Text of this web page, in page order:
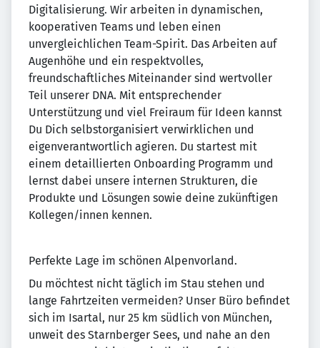
Digitalisierung. Wir arbeiten in dynamischen,
kooperativen Teams und leben einen
unvergleichlichen Team-Spirit. Das Arbeiten auf
Augenhöhe und ein respektvolles,
freundschaftliches Miteinander sind wertvoller
Teil unserer DNA. Mit entsprechender
Unterstützung und viel Freiraum für Ideen kannst
Du Dich selbstorganisiert verwirklichen und
eigenverantwortlich agieren. Du startest mit
einem detaillierten Onboarding Programm und
lernst dabei unsere internen Strukturen, die
Produkte und Lösungen sowie deine zukünftigen
Kollegen/innen kennen.
Perfekte Lage im schönen Alpenvorland.
Du möchtest nicht täglich im Stau stehen und
lange Fahrtzeiten vermeiden? Unser Büro befindet
sich im Isartal, nur 25 km südlich von München,
unweit des Starnberger Sees, und nahe an den